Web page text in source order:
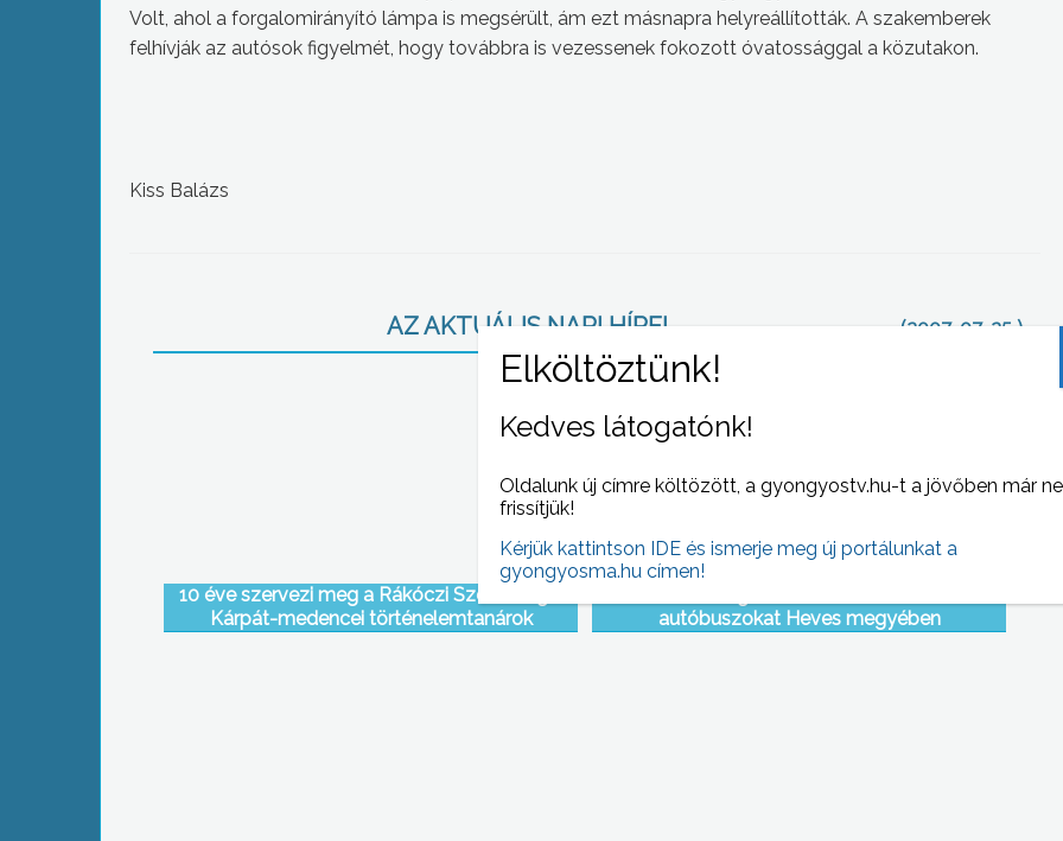
Volt, ahol a forgalomirányító lámpa is megsérült, ám ezt másnapra helyreállították. A szakemberek
felhívják az autósok figyelmét, hogy továbbra is vezessenek fokozott óvatossággal a közutakon.
Kiss Balázs
AZ AKTUÁLIS NAPI HÍREI (2007-07-25 )
10 éve szervezi meg a Rákóczi Szövetség a
Kárpát-medencei történelemtanárok
autóbuszokat Heves megyében
Kedves látogatónk!
Oldalunk új címre költözött, a gyongyostv.hu-t a jövőben már
frissítjük!
Kérjük kattintson IDE és ismerje meg új portálunkat a
gyongyosma.hu címen!